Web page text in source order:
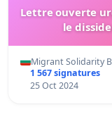
Lettre ouverte
le
Migrant Solidarity
1 567 signatures
25 Oct 2024